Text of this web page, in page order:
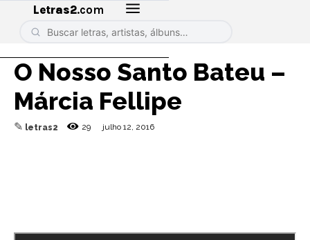
Letras2.com
O Nosso Santo Bateu –
Márcia Fellipe
✎ letras2 29 julho 12, 2016